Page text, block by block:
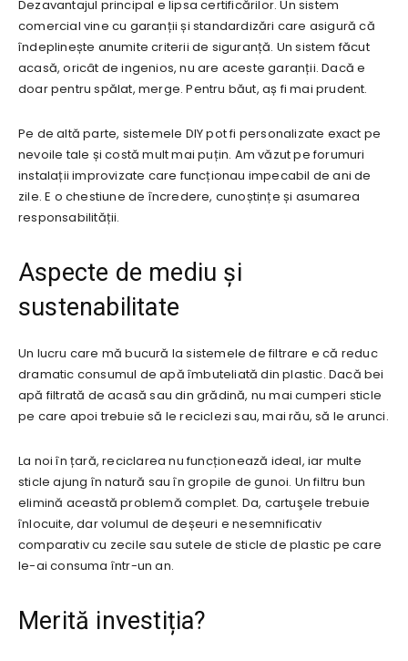
Dezavantajul principal e lipsa certificărilor. Un sistem
comercial vine cu garanții și standardizări care asigură că
îndeplinește anumite criterii de siguranță. Un sistem făcut
acasă, oricât de ingenios, nu are aceste garanții. Dacă e
doar pentru spălat, merge. Pentru băut, aș fi mai prudent.
Pe de altă parte, sistemele DIY pot fi personalizate exact pe
nevoile tale și costă mult mai puțin. Am văzut pe forumuri
instalații improvizate care funcționau impecabil de ani de
zile. E o chestiune de încredere, cunoștințe și asumarea
responsabilității.
Aspecte de mediu și
sustenabilitate
Un lucru care mă bucură la sistemele de filtrare e că reduc
dramatic consumul de apă îmbuteliată din plastic. Dacă bei
apă filtrată de acasă sau din grădină, nu mai cumperi sticle
pe care apoi trebuie să le reciclezi sau, mai rău, să le arunci.
La noi în țară, reciclarea nu funcționează ideal, iar multe
sticle ajung în natură sau în gropile de gunoi. Un filtru bun
elimină această problemă complet. Da, cartuşele trebuie
înlocuite, dar volumul de deșeuri e nesemnificativ
comparativ cu zecile sau sutele de sticle de plastic pe care
le-ai consuma într-un an.
Merită investiția?